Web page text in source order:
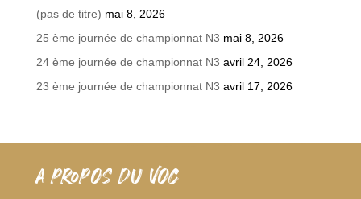
(pas de titre) mai 8, 2026
25 ème journée de championnat N3 mai 8, 2026
24 ème journée de championnat N3 avril 24, 2026
23 ème journée de championnat N3 avril 17, 2026
A PROPOS DU VOC